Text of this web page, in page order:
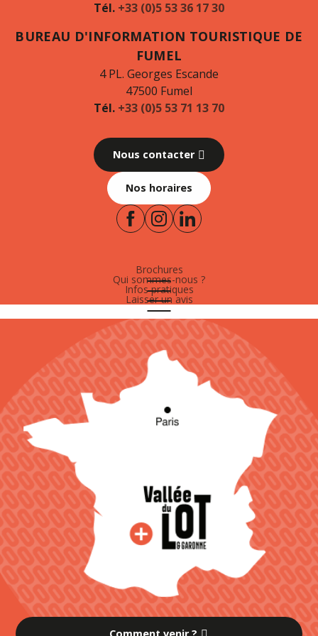
Tél. +33 (0)5 53 36 17 30
BUREAU D'INFORMATION TOURISTIQUE DE
FUMEL
4 PL. Georges Escande
47500 Fumel
Tél. +33 (0)5 53 71 13 70
Nous contacter
Nos horaires
Brochures
Qui sommes-nous ?
Infos pratiques
Laisser un avis